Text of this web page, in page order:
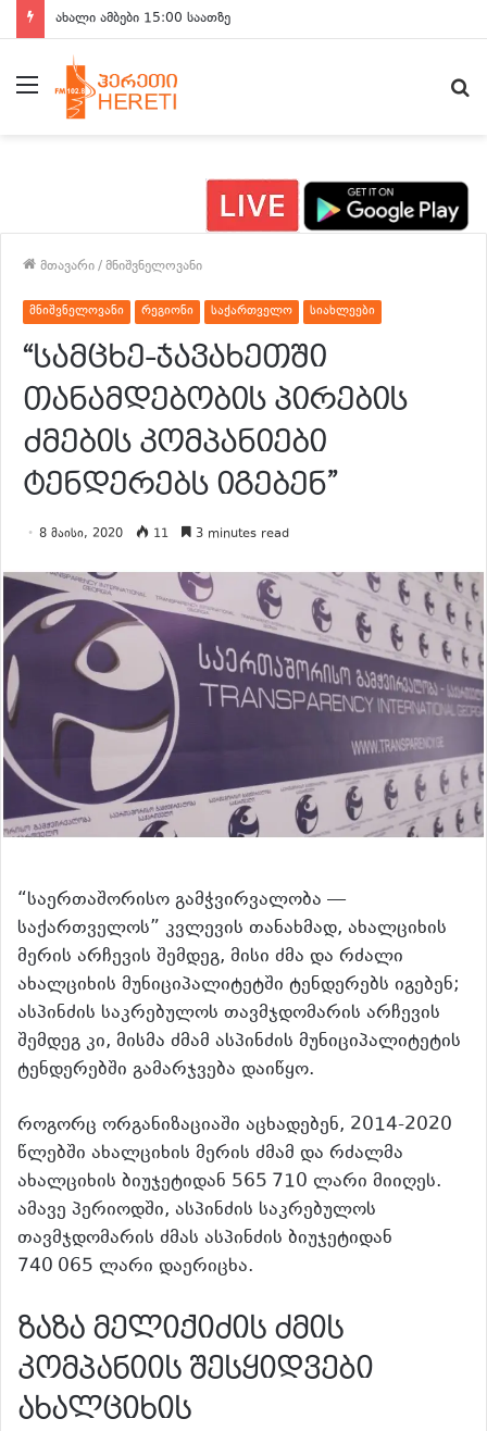
ახალი ამბები 14:00 საათზე
მენიუ
მთავარი/მნიშვნელოვანი
მნიშვნელოვანი რეგიონი საქართველო სიახლეები
“სამცხე-ჯავახეთში
თანამდებობის პირების
ძმების კომპანიები
ტენდერებს იგებენ”
8 მაისი, 2020 11 3 minutes read
“საერთაშორისო გამჭვირვალობა —
საქართველოს” კვლევის თანახმად, ახალციხის
მერის არჩევის შემდეგ, მისი ძმა და რძალი
ახალციხის მუნიციპალიტეტში ტენდერებს იგებენ;
ასპინძის საკრებულოს თავმჯდომარის არჩევის
შემდეგ კი, მისმა ძმამ ასპინძის მუნიციპალიტეტის
ტენდერებში გამარჯვება დაიწყო.
როგორც ორგანიზაციაში აცხადებენ, 2014-2020
წლებში ახალციხის მერის ძმამ და რძალმა
ახალციხის ბიუჯეტიდან 565 710 ლარი მიიღეს.
ამავე პერიოდში, ასპინძის საკრებულოს
თავმჯდომარის ძმას ასპინძის ბიუჯეტიდან
740 065 ლარი დაერიცხა.
ზაზა მელიქიძის ძმის
კომპანიის შესყიდვები
ახალციხის